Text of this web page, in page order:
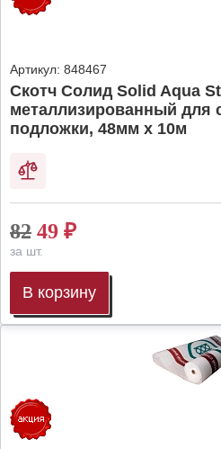
Артикул: 848467
Скотч Солид Solid Aqua
металлизированный для
подложки, 48мм х 10м
82 49 ₽
за шт.
В корзину